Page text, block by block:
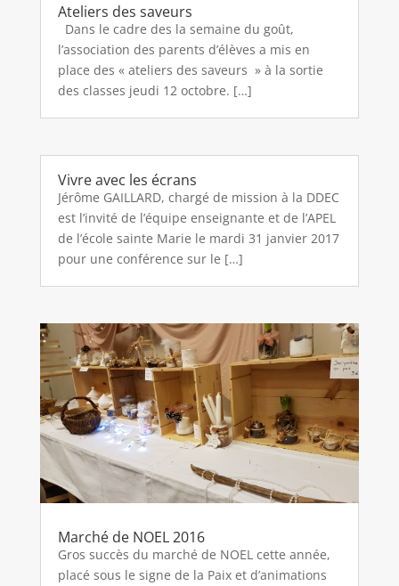
Ateliers des saveurs
Dans le cadre des la semaine du goût,
l’association des parents d’élèves a mis en
place des « ateliers des saveurs » à la sortie
des classes jeudi 12 octobre. […]
Vivre avec les écrans
Jérôme GAILLARD, chargé de mission à la DDEC
est l’invité de l’équipe enseignante et de l’APEL
de l’école sainte Marie le mardi 31 janvier 2017
pour une conférence sur le […]
Marché de NOEL 2016
Gros succès du marché de NOEL cette année,
placé sous le signe de la Paix et d’animations